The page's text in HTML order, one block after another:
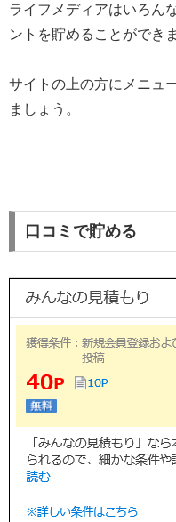
ライフメディアはいろん
ントを貯めることができ
サイトの上の方にメニュ
ましょう。
口コミで貯める